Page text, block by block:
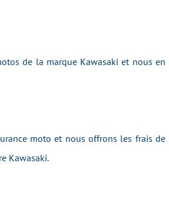
de la marque Kawasaki et nous en
moto et nous offrons les frais de
Kawasaki.